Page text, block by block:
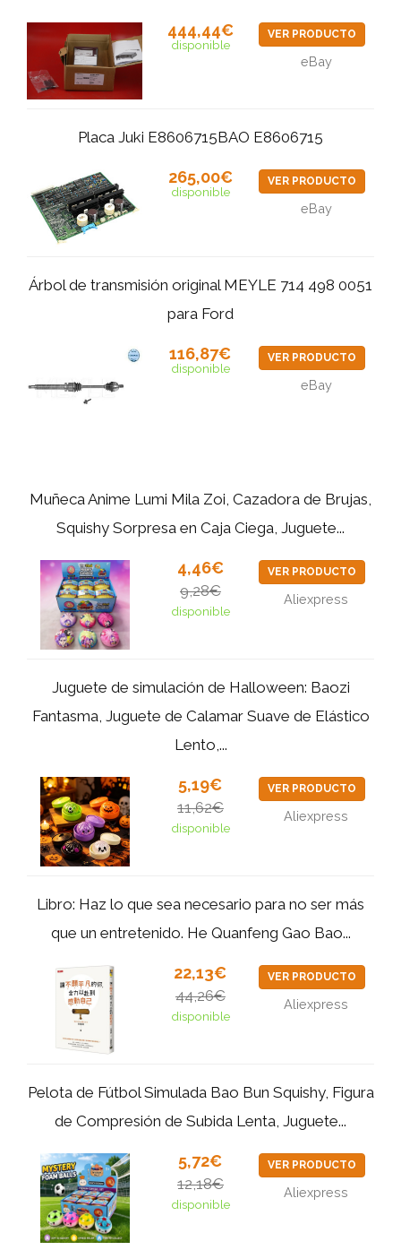
444,44€
disponible
VER PRODUCTO
eBay
Placa Juki E8606715BAO E8606715
265,00€
disponible
VER PRODUCTO
eBay
Árbol de transmisión original MEYLE 714 498 0051
para Ford
116,87€
disponible
VER PRODUCTO
eBay
Muñeca Anime Lumi Mila Zoi, Cazadora de Brujas,
Squishy Sorpresa en Caja Ciega, Juguete...
4,46€
9,28€
disponible
VER PRODUCTO
Aliexpress
Juguete de simulación de Halloween: Baozi
Fantasma, Juguete de Calamar Suave de Elástico
Lento,...
5,19€
11,62€
disponible
VER PRODUCTO
Aliexpress
Libro: Haz lo que sea necesario para no ser más
que un entretenido. He Quanfeng Gao Bao...
22,13€
44,26€
disponible
VER PRODUCTO
Aliexpress
Pelota de Fútbol Simulada Bao Bun Squishy, Figura
de Compresión de Subida Lenta, Juguete...
5,72€
12,18€
disponible
VER PRODUCTO
Aliexpress